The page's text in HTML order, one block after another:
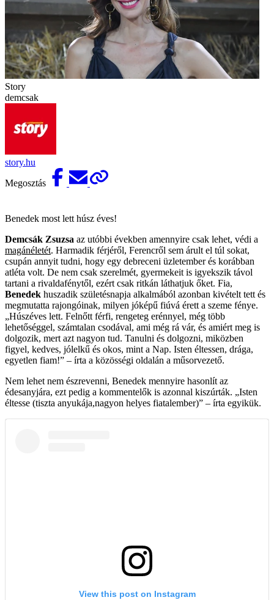
Story
demcsak
story.hu
Megosztás
Benedek most lett húsz éves!
Demcsák Zsuzsa az utóbbi években amennyire csak lehet, védi a
magánéletét. Harmadik férjéről, Ferencről sem árult el túl sokat,
csupán annyit tudni, hogy egy debreceni üzletember és korábban
atléta volt. De nem csak szerelmét, gyermekeit is igyekszik távol
tartani a rivaldafénytől, ezért csak ritkán láthatjuk őket. Fia,
Benedek huszadik születésnapja alkalmából azonban kivételt tett és
megmutatta rajongóinak, milyen jóképű fiúvá érett a szeme fénye.
„Húszéves lett. Felnőtt férfi, rengeteg erénnyel, még több
lehetőséggel, számtalan csodával, ami még rá vár, és amiért meg is
dolgozik, mert azt nagyon tud. Tanulni és dolgozni, miközben
figyel, kedves, jólelkű és okos, mint a Nap. Isten éltessen, drága,
egyetlen fiam!” – írta a közösségi oldalán a műsorvezető.
Nem lehet nem észrevenni, Benedek mennyire hasonlít az
édesanyjára, ezt pedig a kommentelők is azonnal kiszúrták. „Isten
éltesse (tiszta anyukája,nagyon helyes fiatalember)” – írta egyikük.